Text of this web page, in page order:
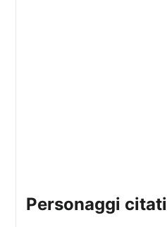
personaggi citati